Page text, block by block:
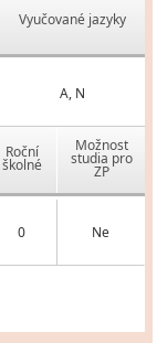
Vyučované jazyky
A, N
Roční
školné
Možnost
studia pro
ZP
0 Ne